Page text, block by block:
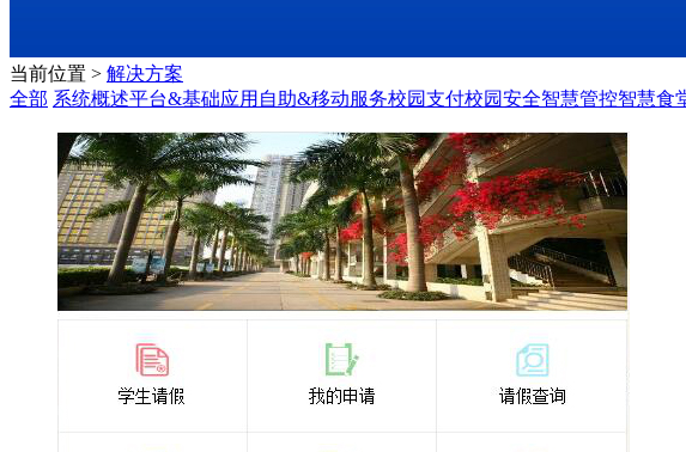
当前位置 > 解决方案
全部 系统概述平台&基础应用 自助&移动服务校园支付校园安全智慧管控智慧食